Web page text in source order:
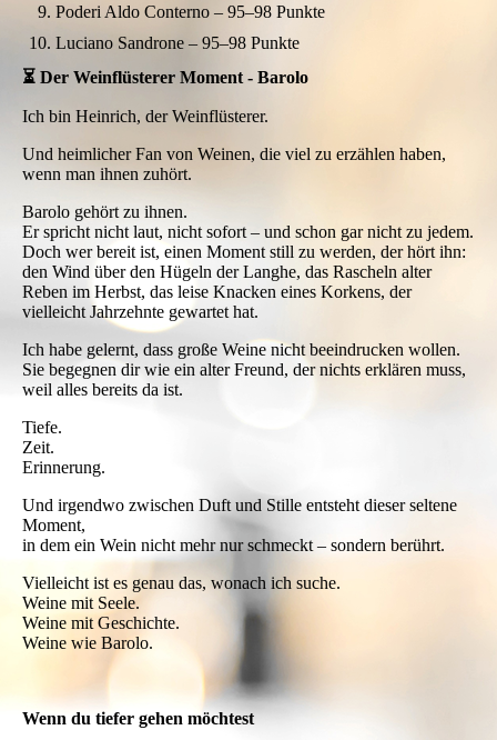
Poderi Aldo Conterno – 95–98 Punkte
Luciano Sandrone – 95–98 Punkte
⏳ Der Weinflüsterer Moment - Barolo
Ich bin Heinrich, der Weinflüsterer.
Und heimlicher Fan von Weinen, die viel zu erzählen haben,
wenn man ihnen zuhört.
Barolo gehört zu ihnen.
Er spricht nicht laut, nicht sofort – und schon gar nicht zu jedem.
Doch wer bereit ist, einen Moment still zu werden, der hört ihn:
den Wind über den Hügeln der Langhe, das Rascheln alter
Reben im Herbst, das leise Knacken eines Korkens, der
vielleicht Jahrzehnte gewartet hat.
Ich habe gelernt, dass große Weine nicht beeindrucken wollen.
Sie begegnen dir wie ein alter Freund, der nichts erklären muss,
weil alles bereits da ist.
Tiefe.
Zeit.
Erinnerung.
Und irgendwo zwischen Duft und Stille entsteht dieser seltene
Moment,
in dem ein Wein nicht mehr nur schmeckt – sondern berührt.
Vielleicht ist es genau das, wonach ich suche.
Weine mit Seele.
Weine mit Geschichte.
Weine wie Barolo.
Wenn du tiefer gehen möchtest